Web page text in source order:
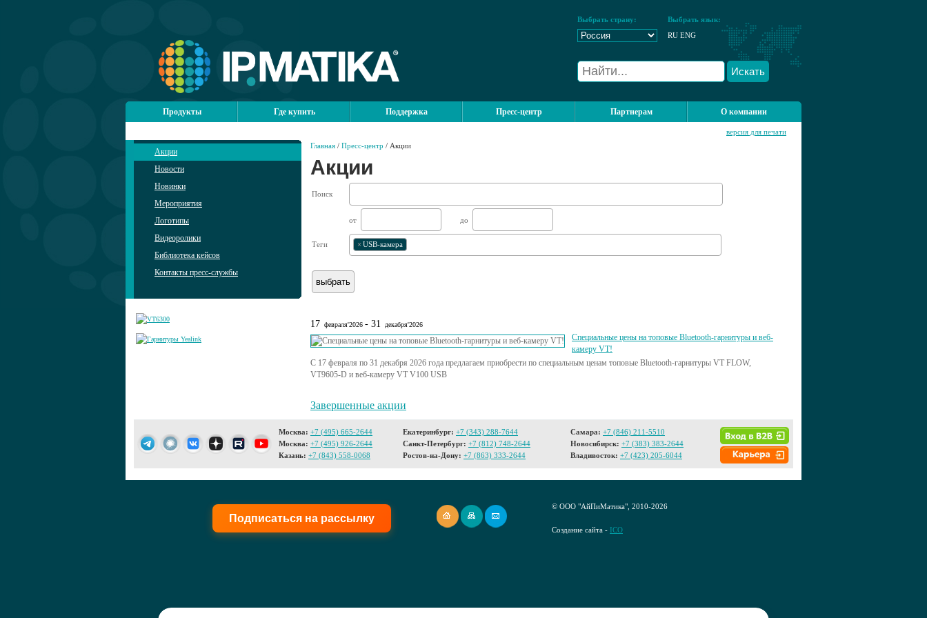
Выбрать страну:
Выбрать язык:
RU ENG
Искать
Продукты Где купить Поддержка Пресс-центр Партнерам О компании
Акции
Новости
Новинки
Мероприятия
Логотипы
Видеоролики
Библиотека кейсов
Контакты пресс-службы
Главная / Пресс-центр / Акции
версия для печати
Акции
Поиск
от до
Теги × USB-камера
17 февраля'2026 - 31 декабря'2026
Специальные цены на топовые Bluetooth-гарнитуры и веб-
камеру VT!
С 17 февраля по 31 декабря 2026 года предлагаем приобрести по специальным ценам топовые Bluetooth-гарнитуры VT FLOW,
VT9605-D и веб-камеру VT V100 USB
Завершенные акции
Москва: +7 (495) 665-2644
Москва: +7 (495) 926-2644
Казань: +7 (843) 558-0068
Екатеринбург: +7 (343) 288-7644
Санкт-Петербург: +7 (812) 748-2644
Ростов-на-Дону: +7 (863) 333-2644
Самара: +7 (846) 211-5510
Новосибирск: +7 (383) 383-2644
Владивосток: +7 (423) 205-6044
Подписаться на рассылку
© ООО "АйПиМатика", 2010-2026
Создание сайта - ICO